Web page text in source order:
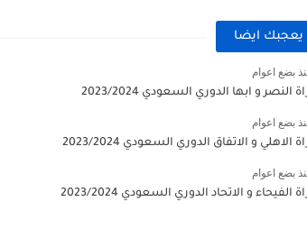
يعجبك ايضا
بضع اعوام
النصر و ابها الدوري السعودي 2023/2024
بضع اعوام
الاهلي و الاتفاق الدوري السعودي 2023/2024
بضع اعوام
الفيحاء و الاتحاد الدوري السعودي 2023/2024